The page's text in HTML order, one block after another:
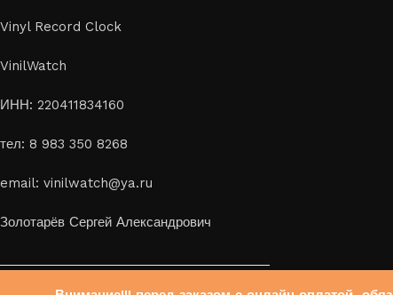
Vinyl Record Clock
VinilWatch
ИНН: 220411834160
тел: 8 983 350 8268
email: vinilwatch@ya.ru
Золотарёв Сергей Александрович